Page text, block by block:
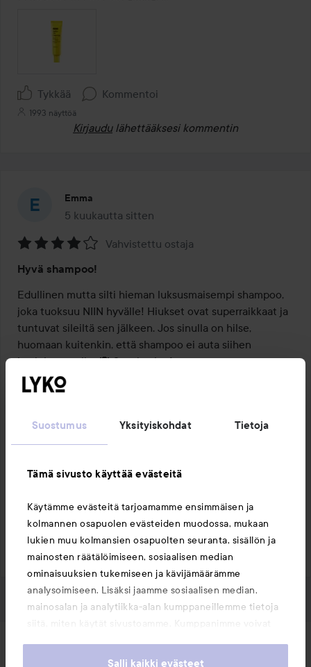
Suostumus Yksityiskohdat Tietoja
Tämä sivusto käyttää evästeitä
Käytämme evästeitä tarjoamamme ensimmäisen ja
kolmannen osapuolen evästeiden muodossa, mukaan
lukien muu kolmansien osapuolten seuranta, sisällön ja
mainosten räätälöimiseen, sosiaalisen median
ominaisuuksien tukemiseen ja kävijämäärämme
analysoimiseen. Lisäksi jaamme sosiaalisen median,
mainosalan ja analytiikka-alan kumppaneillemme tietoja
heille tai joita on kerätty, kun olet käyttänyt heidän
Salli kaikki evästeet
Tykkää Kommentoi
1993 näyttöä
Kirjaudu lähettääksesi kommentin
Emma
5 kuukautta sitten
Viesti luotiin 5 kuukautta sitten
4
/
5
Vahvistettu ostaja
Hyvä shampoo!
Edullinen mutta silti hieman luksusmaisempi shampoo,
joka tuoksuu NIIN hyvälle! Hiukset ovat superraikkaat ja
tuntuvat sileiltä sen jälkeen. Jos sinulla on hilse,
huomaan kuitenkin, että shampoo ei auta siihen
#lykomission
Käännetty kielestä ruotsinkielinen
1 PRODUCT IN POST HYVÄ SHAMPOO!
Tykkää Kommentoi
578 näyttöä
Kirjaudu lähettääksesi kommentin
Uutuudet ja tarjoukset